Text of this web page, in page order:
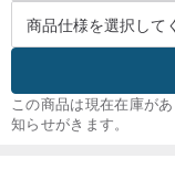
この商品は現在在庫が
知らせがきます。